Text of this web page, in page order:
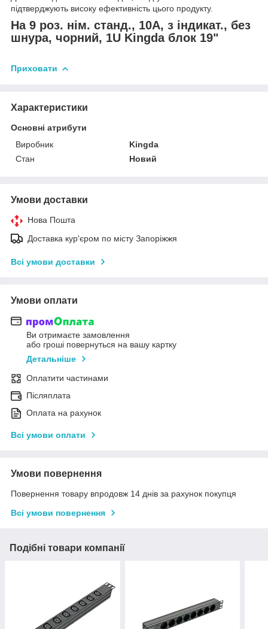
підтверджують високу ефективність цього продукту.
На 9 роз. нім. станд., 10А, з індикат., без
шнура, чорний, 1U Kingda блок 19"
Приховати
Характеристики
Основні атрибути
Виробник
Kingda
Стан
Новий
Умови доставки
Нова Пошта
Доставка кур'єром по місту Запоріжжя
Всі умови доставки
Умови оплати
Ви отримаєте замовлення
або гроші повернуться на вашу картку
Детальніше
Оплатити частинами
Післяплата
Оплата на рахунок
Всі умови оплати
Умови повернення
Повернення товару впродовж 14 днів за рахунок покупця
Всі умови повернення
Подібні товари компанії